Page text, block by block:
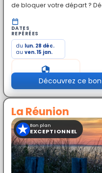
de bloquer votre départ ?
DATES
REPÉRÉES
du lun. 28 déc.
au ven. 15 jan.
Prix exceptionnel
Découvrez ce
La Réunion
★Bon plan
EXCEPTIONNEL